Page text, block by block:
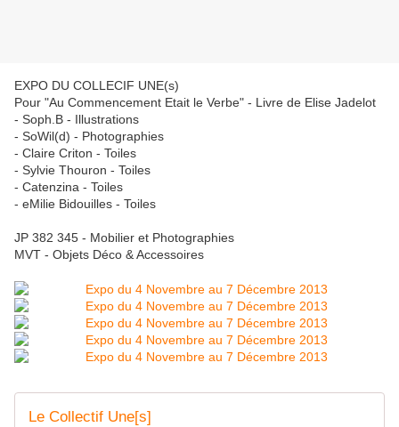
EXPO DU COLLECIF UNE(s)
Pour "Au Commencement Etait le Verbe" - Livre de Elise Jadelot
- Soph.B - Illustrations
- SoWil(d) - Photographies
- Claire Criton - Toiles
- Sylvie Thouron - Toiles
- Catenzina - Toiles
- eMilie Bidouilles - Toiles
JP 382 345 - Mobilier et Photographies
MVT - Objets Déco & Accessoires
Le Collectif Une[s]